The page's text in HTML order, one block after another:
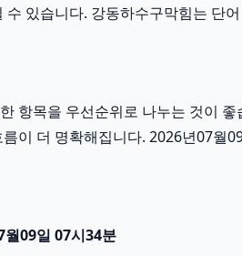
있습니다. 강동하수구막힘는 단
항목을 우선순위로 나누는 것이
이 더 명확해집니다. 2026년07
월09일 07시34분